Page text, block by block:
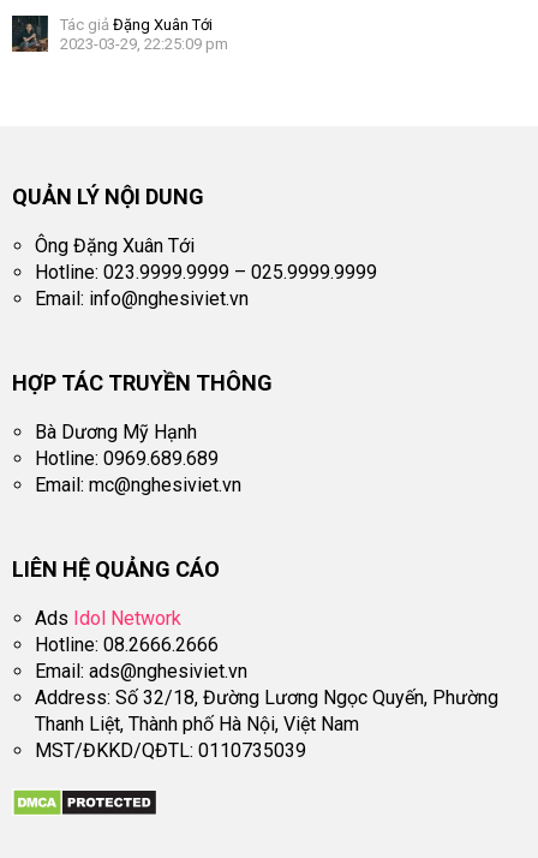
Tác giả Đặng Xuân Tới
2023-03-29, 22:25:09 pm
QUẢN LÝ NỘI DUNG
Ông Đặng Xuân Tới
Hotline: 023.9999.9999 – 025.9999.9999
Email: info@nghesiviet.vn
HỢP TÁC TRUYỀN THÔNG
Bà Dương Mỹ Hạnh
Hotline: 0969.689.689
Email:mc@nghesiviet.vn
LIÊN HỆ QUẢNG CÁO
Ads Idol Network
Hotline: 08.2666.2666
Email:ads@nghesiviet.vn
Address: Số 32/18, Đường Lương Ngọc Quyến, Phường
Thanh Liệt, Thành phố Hà Nội, Việt Nam
MST/ĐKKD/QĐTL: 0110735039